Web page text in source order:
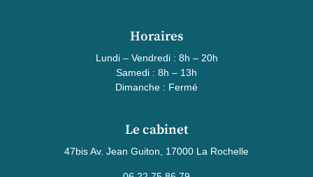
Horaires
Lundi – Vendredi : 8h – 20h
Samedi : 8h – 13h
Dimanche : Fermé
Le cabinet
47bis Av. Jean Guiton, 17000 La Rochelle